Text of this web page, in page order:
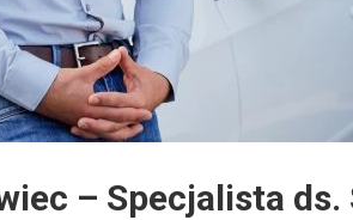
– Specjalista ds.